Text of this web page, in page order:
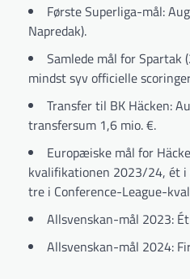
Første Superliga-mål:
Napredak).
Samlede mål for
mindst syv officielle
Transfer til BK Häcken:
transfersum 1,6 mio. €.
Europæiske mål for
kvalifikationen 2023/24, ét i
tre i Conference-League-
Allsvenskan-mål 2023:
Allsvenskan-mål 2024: